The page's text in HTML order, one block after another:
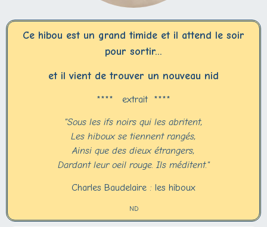
Ce hibou est un grand timide et il attend le soir
pour sortir...
et il vient de trouver un nouveau nid
**** extrait ****
"Sous les ifs noirs qui les abritent,
Les hiboux se tiennent rangés,
Ainsi que des dieux étrangers,
Dardant leur oeil rouge. Ils méditent."
Charles Baudelaire : les hiboux
ND